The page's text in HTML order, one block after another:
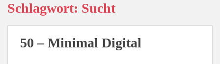
Schlagwort: Sucht
50 – Minimal Digital